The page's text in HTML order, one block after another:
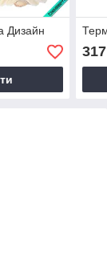
Дизайн
317